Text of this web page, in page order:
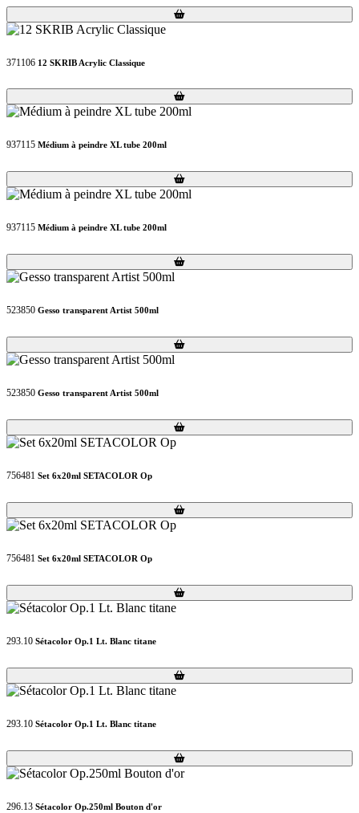
Loading...
Loading...
371106 12 SKRIB Acrylic Classique
Loading...
Loading...
937115 Médium à peindre XL tube 200ml
Loading...
Loading...
937115 Médium à peindre XL tube 200ml
Loading...
Loading...
523850 Gesso transparent Artist 500ml
Loading...
Loading...
523850 Gesso transparent Artist 500ml
Loading...
Loading...
756481 Set 6x20ml SETACOLOR Op
Loading...
Loading...
756481 Set 6x20ml SETACOLOR Op
Loading...
Loading...
293.10 Sétacolor Op.1 Lt. Blanc titane
Loading...
Loading...
293.10 Sétacolor Op.1 Lt. Blanc titane
Loading...
Loading...
296.13 Sétacolor Op.250ml Bouton d'or